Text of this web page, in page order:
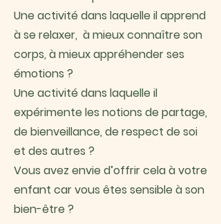
Une activité dans laquelle il apprend
à se relaxer, à mieux connaître son
corps, à mieux appréhender ses
émotions ?
Une activité dans laquelle il
expérimente les notions de partage,
de bienveillance, de respect de soi
et des autres ?
Vous avez envie d’offrir cela à votre
enfant car vous êtes sensible à son
bien-être ?